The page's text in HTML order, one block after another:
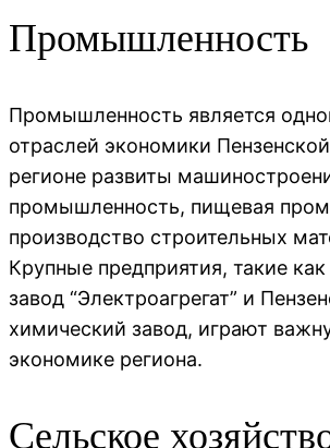
Промышленность
Промышленность является
отраслей экономики
регионе развиты
промышленность, пищевая
производство строительных
Крупные предприятия, такие
завод “Электроагрегат” и
химический завод, играют
экономике региона.
Сельское